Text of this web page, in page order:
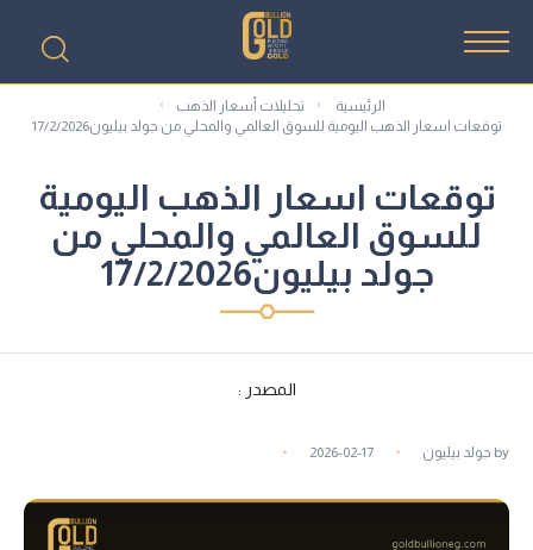
الرئيسية
تحليلات أسعار الذهب
توقعات اسعار الذهب اليومية للسوق العالمي والمحلي من جولد بيليون17/2/2026
توقعات اسعار الذهب اليومية
للسوق العالمي والمحلي من
جولد بيليون17/2/2026
المصدر :
by جولد بيليون 2026-02-17